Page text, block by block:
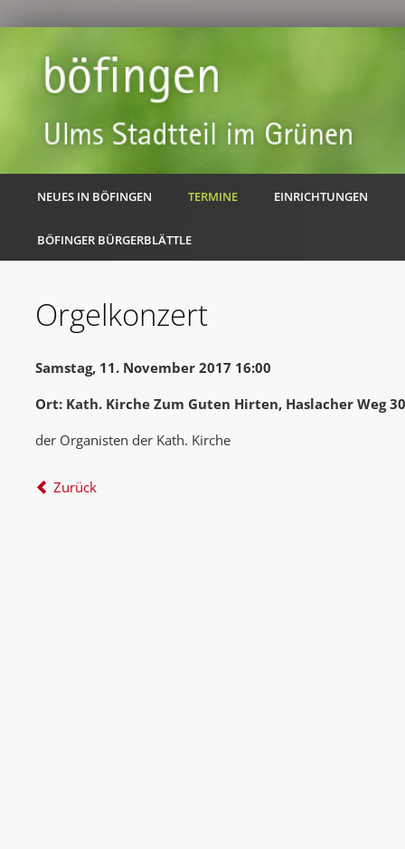
NEUES IN BÖFINGEN TERMINE EINRICHTUNGEN
BÖFINGER BÜRGERBLÄTTLE
Orgelkonzert
Samstag, 11. November 2017 16:00
Ort: Kath. Kirche Zum Guten Hirten, Haslacher Weg
der Organisten der Kath. Kirche
Zurück